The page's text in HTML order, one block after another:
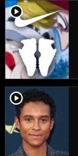
player2
player2